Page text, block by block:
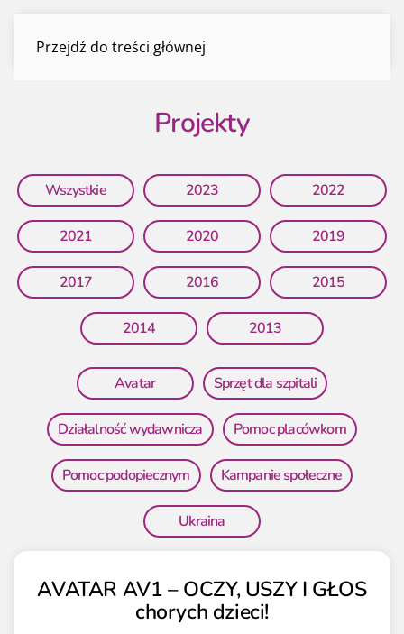
Przejdź do treści głównejprojekt
Projekty
Wszystkie 2023 2022
2021 2020 2019
2017 2016 2015
2014 2013
Avatar Sprzęt dla szpitali
Działalność wydawnicza Pomoc placówkom
Pomoc podopiecznym Kampanie społeczne
Ukraina
AVATAR AV1 – OCZY, USZY I GŁOS
chorych dzieci!